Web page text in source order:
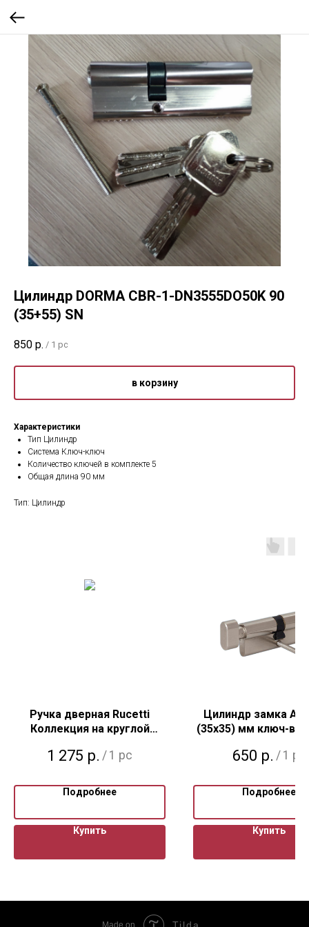
Цилиндр DORMA CBR-1-DN3555DO50K 90
(35+55) SN
850 р. / 1 pc
в корзину
Характеристики
Тип Цилиндр
Система Ключ-ключ
Количество ключей в комплекте 5
Общая длина 90 мм
Тип: Цилиндр
Ручка дверная Rucetti
Коллекция на круглой
античная бронза
1 275 р. / 1 pc
Подробнее
Купить
Цилиндр замка
(35x35) мм ключ-
650 р. / 1 pc
Подробнее
Купить
Made on